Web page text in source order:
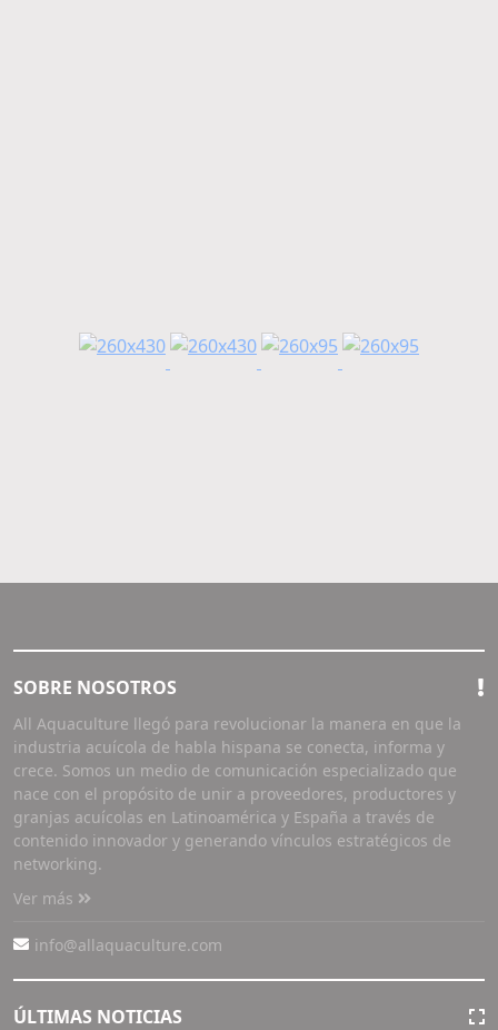
SOBRE NOSOTROS
All Aquaculture llegó para revolucionar la manera en que la
industria acuícola de habla hispana se conecta, informa y
crece. Somos un medio de comunicación especializado que
nace con el propósito de unir a proveedores, productores y
granjas acuícolas en Latinoamérica y España a través de
contenido innovador y generando vínculos estratégicos de
networking.
Ver más
info@allaquaculture.com
ÚLTIMAS NOTICIAS